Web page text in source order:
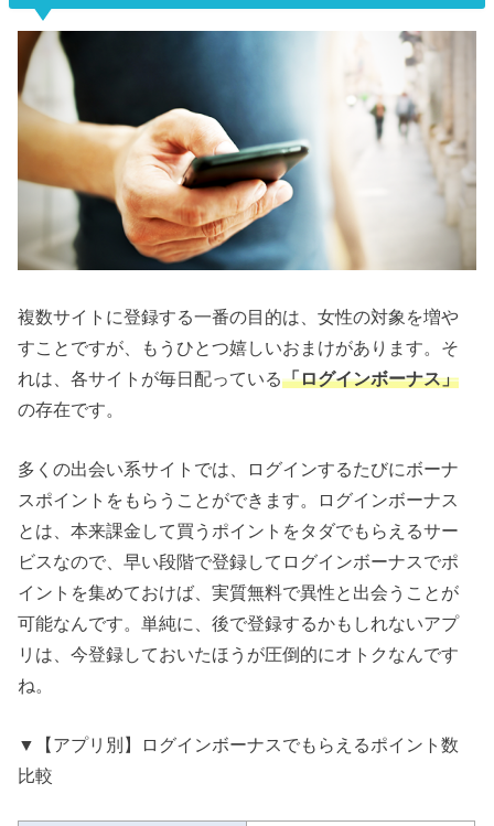
複数サイトに登録する一番の目的は、女性の対象を増や
すことですが、もうひとつ嬉しいおまけがあります。そ
れは、各サイトが毎日配っている「ログインボーナス」
の存在です。
多くの出会い系サイトでは、ログインするたびにボーナ
スポイントをもらうことができます。ログインボーナス
とは、本来課金して買うポイントをタダでもらえるサー
ビスなので、早い段階で登録してログインボーナスでポ
イントを集めておけば、実質無料で異性と出会うことが
可能なんです。単純に、後で登録するかもしれないアプ
リは、今登録しておいたほうが圧倒的にオトクなんです
ね。
▼【アプリ別】ログインボーナスでもらえるポイント数
比較